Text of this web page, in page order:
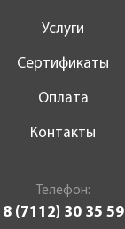
Услуги
Сертификаты
Оплата
Контакты
Телефон:
8 (7112) 30 35 59